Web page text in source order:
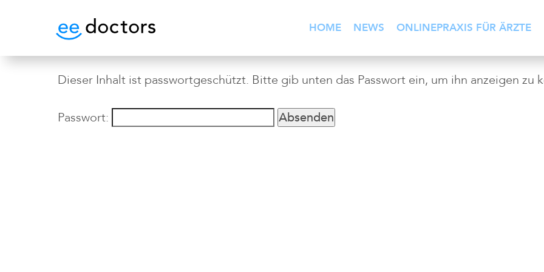
HOME NEWS ONLINEPRAXIS FÜR ÄRZTE
Dieser Inhalt ist passwortgeschützt. Bitte gib unten das Passwort ein, um ihn anzeigen zu
Passwort: